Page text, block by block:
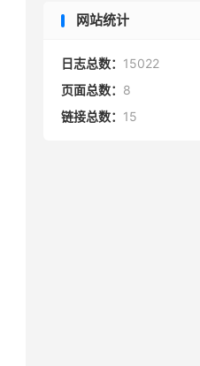
网站统计
日志总数： 15022
页面总数： 8
链接总数： 15